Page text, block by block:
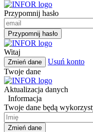
Przypomnij hasło
Przypomnij hasło
Witaj
Zmień dane
Usuń konto
Twoje dane
Aktualizacja danych
Informacja
Twoje dane będą
Zmień dane